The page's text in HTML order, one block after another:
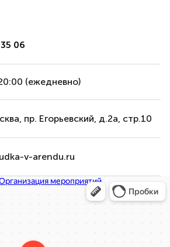
06
(ежедневно)
пр. Егорьевский, д.2а, стр.10
v-arendu.ru